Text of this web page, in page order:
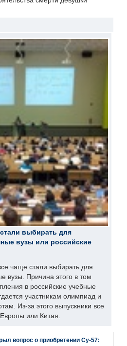
выбирать для
вузы или российские
чаще стали выбирать для
вузы. Причина этого в том
в российские учебные
участникам олимпиад и
Из-за этого выпускники все
или Китая.
вопрос о приобретении Су-57: